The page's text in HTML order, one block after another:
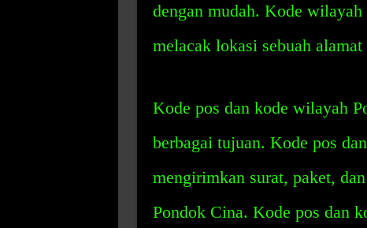
dengan mudah. Kode
melacak lokasi sebuah
Kode pos dan kode wilayah
berbagai tujuan. Kode pos
mengirimkan surat, paket,
Pondok Cina. Kode pos dan